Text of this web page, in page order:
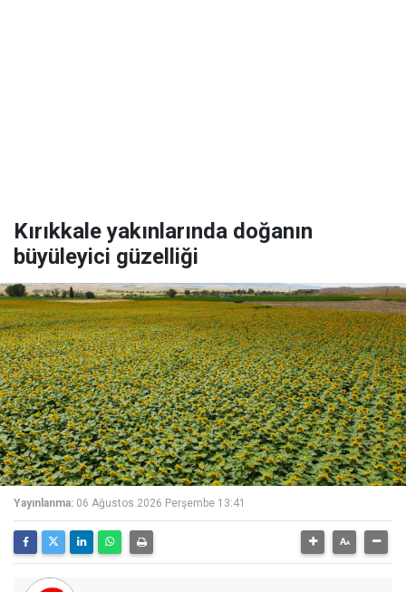
Kırıkkale yakınlarında doğanın
büyüleyici güzelliği
Yayınlanma: 06 Ağustos 2026 Perşembe 13:41